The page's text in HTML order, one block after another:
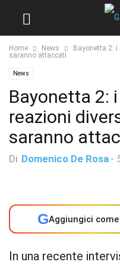
Home News
Bayonetta 2:
saranno attaccati
News
Bayonetta 2:
reazioni
saranno
Di Domenico De Rosa -
GAggiungici
In una recente